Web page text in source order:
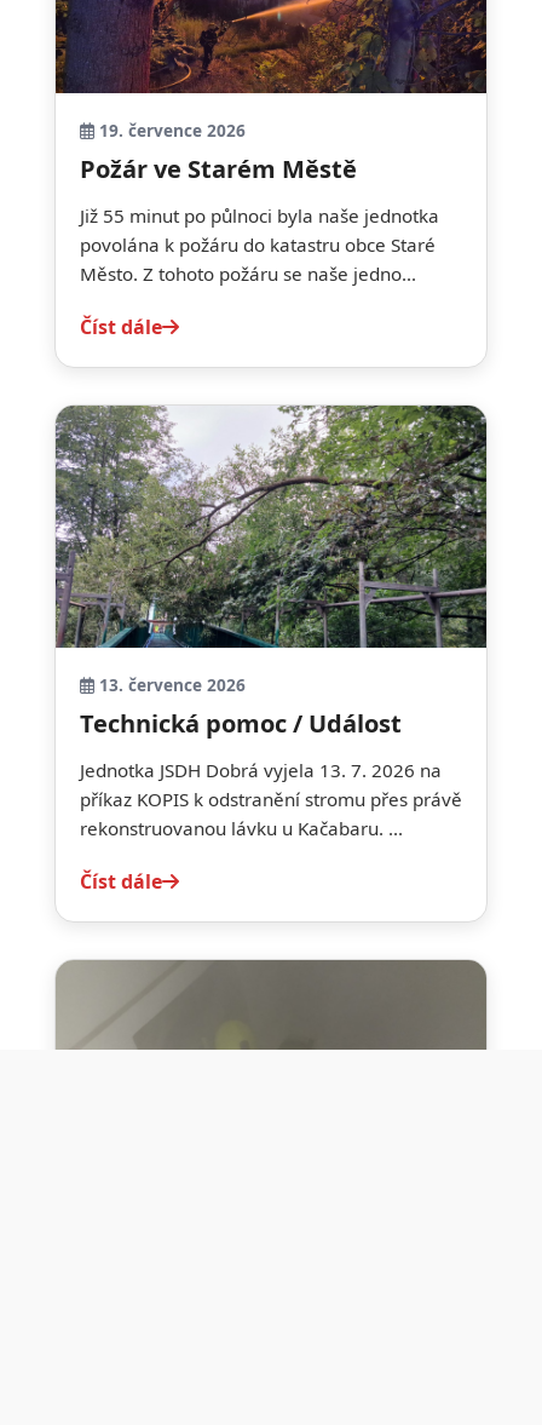
19. července 2026
Požár ve Starém Městě
Již 55 minut po půlnoci byla naše jednotka
povolána k požáru do katastru obce Staré
Město. Z tohoto požáru se naše jedno...
Číst dále
13. července 2026
Technická pomoc / Událost
Jednotka JSDH Dobrá vyjela 13. 7. 2026 na
příkaz KOPIS k odstranění stromu přes právě
rekonstruovanou lávku u Kačabaru. ...
Číst dále